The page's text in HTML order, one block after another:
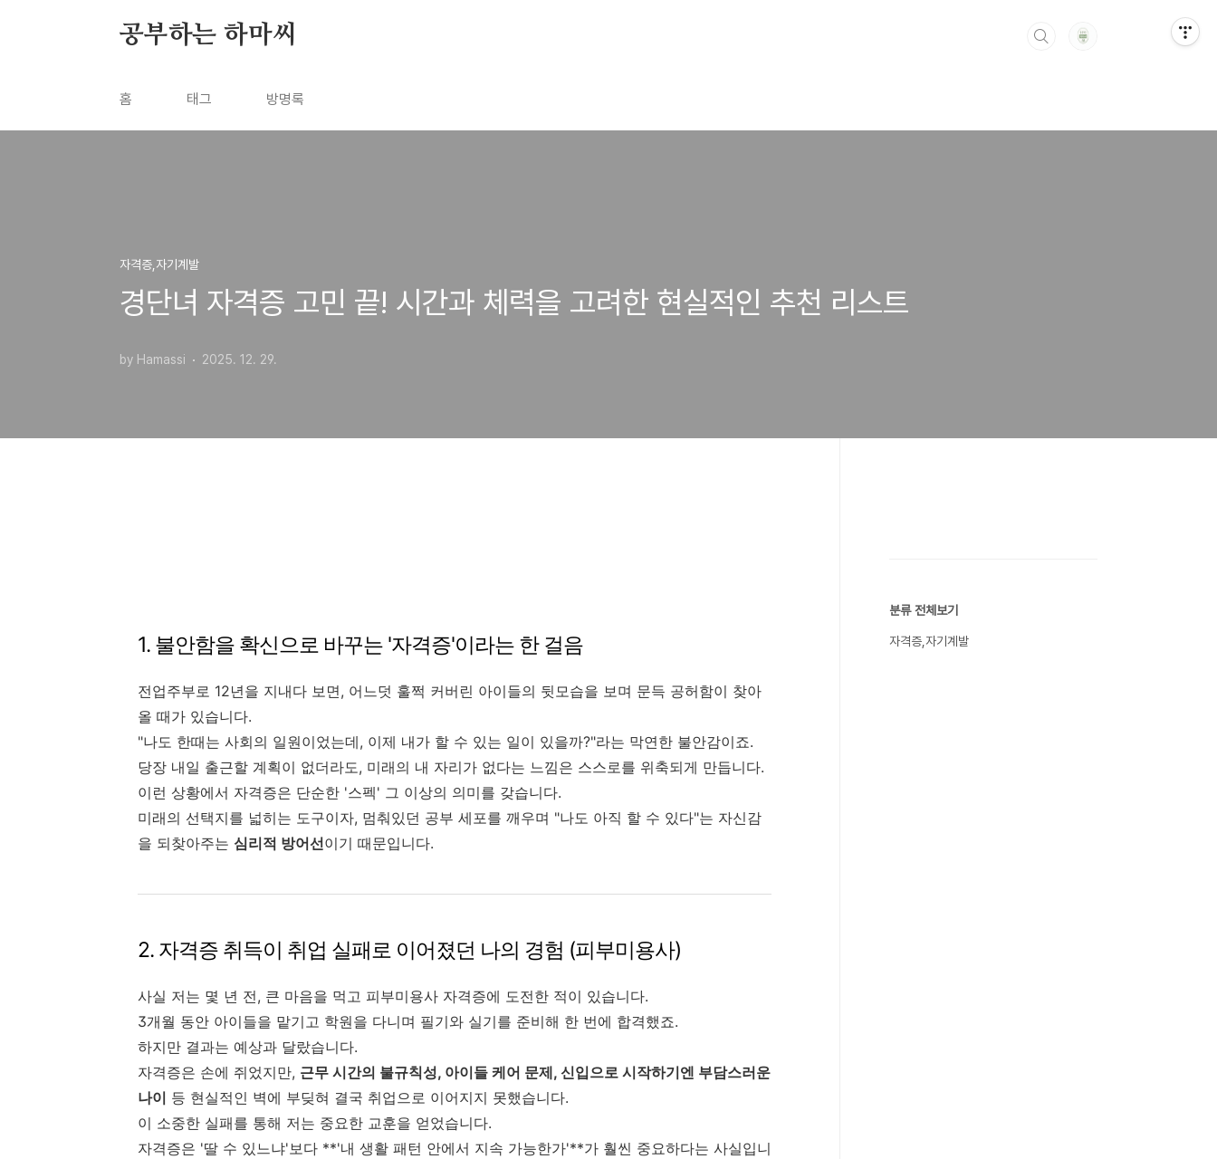
공부하는 하마씨
홈 태그 방명록
자격증,자기계발
경단녀 자격증 고민 끝! 시간과 체력을 고려한 현실적인 추천 리스트
by Hamassi 2025. 12. 29.
1. 불안함을 확신으로 바꾸는 '자격증'이라는 한 걸음
전업주부로 12년을 지내다 보면, 어느덧 훌쩍 커버린 아이들의 뒷모습을 보며 문득 공허함이 찾아
올 때가 있습니다.
"나도 한때는 사회의 일원이었는데, 이제 내가 할 수 있는 일이 있을까?"라는 막연한 불안감이죠.
당장 내일 출근할 계획이 없더라도, 미래의 내 자리가 없다는 느낌은 스스로를 위축되게 만듭니다.
이런 상황에서 자격증은 단순한 '스펙' 그 이상의 의미를 갖습니다.
미래의 선택지를 넓히는 도구이자, 멈춰있던 공부 세포를 깨우며 "나도 아직 할 수 있다"는 자신감
을 되찾아주는 심리적 방어선이기 때문입니다.
2. 자격증 취득이 취업 실패로 이어졌던 나의 경험 (피부미용사)
사실 저는 몇 년 전, 큰 마음을 먹고 피부미용사 자격증에 도전한 적이 있습니다.
3개월 동안 아이들을 맡기고 학원을 다니며 필기와 실기를 준비해 한 번에 합격했죠.
하지만 결과는 예상과 달랐습니다.
자격증은 손에 쥐었지만, 근무 시간의 불규칙성, 아이들 케어 문제, 신입으로 시작하기엔 부담스러운
나이 등 현실적인 벽에 부딪혀 결국 취업으로 이어지지 못했습니다.
이 소중한 실패를 통해 저는 중요한 교훈을 얻었습니다.
자격증은 '딸 수 있느냐'보다 **'내 생활 패턴 안에서 지속 가능한가'**가 훨씬 중요하다는 사실입니
분류 전체보기
자격증,자기계발